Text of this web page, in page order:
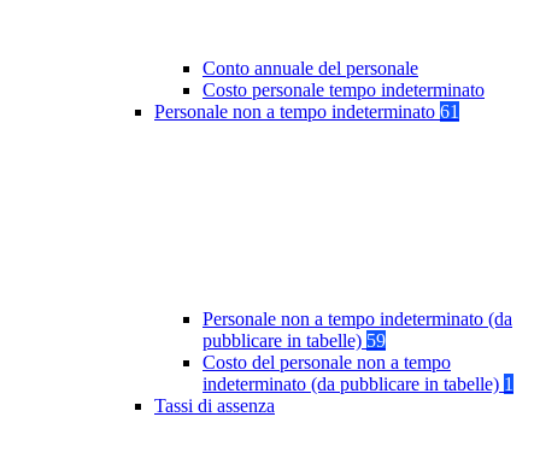
Conto annuale del personale
Costo personale tempo indeterminato
Personale non a tempo indeterminato 61
Personale non a tempo indeterminato (da
pubblicare in tabelle) 59
Costo del personale non a tempo
indeterminato (da pubblicare in tabelle) 1
Tassi di assenza